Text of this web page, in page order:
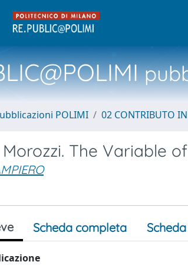
POLIMI 02 CONTRIBUTO
The Variable
Scheda completa